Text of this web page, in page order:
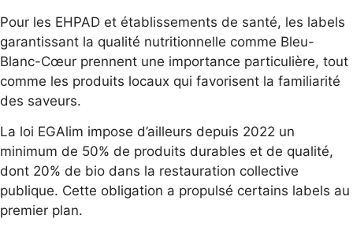
Pour les EHPAD et établissements de santé, les labels
garantissant la qualité nutritionnelle comme Bleu-
Blanc-Cœur prennent une importance particulière, tout
comme les produits locaux qui favorisent la familiarité
des saveurs.
La loi EGAlim impose d’ailleurs depuis 2022 un
minimum de 50% de produits durables et de qualité,
dont 20% de bio dans la restauration collective
publique. Cette obligation a propulsé certains labels au
premier plan.